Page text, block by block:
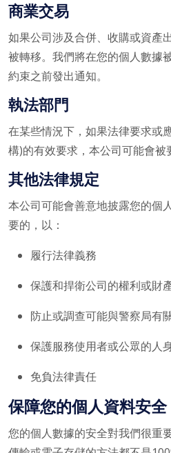
商業交易
如果公司涉及合併、收購或資產
被轉移。我們將在您的個人數據
約束之前發出通知。
執法部門
在某些情況下，如果法律要求或
構)的有效要求，本公司可能會被
其他法律規定
本公司可能會善意地披露您的個
要的，以：
履行法律義務
保護和捍衛公司的權利或財
防止或調查可能與警察局有
保護服務使用者或公眾的人
免負法律責任
保障您的個人資料安全
您的個人數據的安全對我們很重